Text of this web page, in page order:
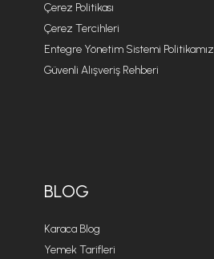
Çerez Politikası
Çerez Tercihleri
Entegre Yönetim Sistemi Politikamız
Güvenli Alışveriş Rehberi
BLOG
Karaca Blog
Yemek Tarifleri